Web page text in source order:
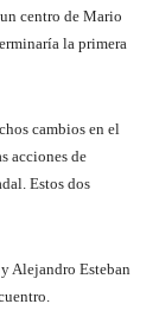
centro de Mario
la primera
cambios en el
acciones de
Estos dos
Alejandro Esteban